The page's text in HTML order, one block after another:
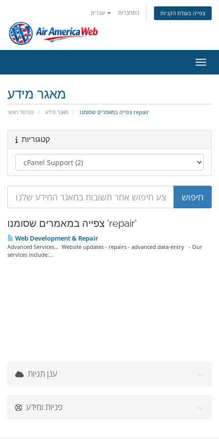
התחברות צפייה בעגלת הקניות
מאגר מידע
פורטל ראשי מאגר מידע צפייה במאמרים שסומנו repair
קטגוריות
צפייה במאמרים שסומנו 'repair'
Web Development & Repair
Advanced Services... Website updates - repairs - advanced data-entry - Our
services include:...
ענן תגיות
פניות ומידע